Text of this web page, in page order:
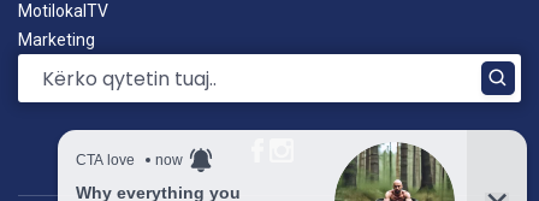
MotilokalTV
Marketing